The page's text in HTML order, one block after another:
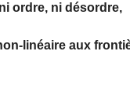
ordre, ni désordre,
linéaire aux